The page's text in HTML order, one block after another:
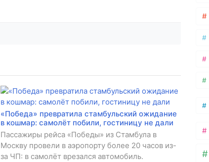
«Победа» превратила стамбульский ожидание
в кошмар: самолёт побили, гостиницу не дали
Пассажиры рейса «Победы» из Стамбула в
Москву провели в аэропорту более 20 часов из-
за ЧП: в самолёт врезался автомобиль.